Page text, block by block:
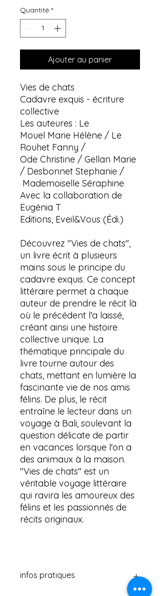
Quantité *
Ajouter au panier
Vies de chats
Cadavre exquis - écriture
collective
Les auteures : Le
Mouel Marie Hélène / Le
Rouhet Fanny /
Ode Christine / Gellan Marie
/ Desbonnet Stephanie /
Mademoiselle Séraphine
Avec la collaboration de
Eugénia T
Editions, Eveil&Vous (Édi.)
Découvrez "Vies de chats",
un livre écrit à plusieurs
mains sous le principe du
cadavre exquis. Ce concept
littéraire permet à chaque
auteur de prendre le récit là
où le précédent l'a laissé,
créant ainsi une histoire
collective unique. La
thématique principale du
livre tourne autour des
chats, mettant en lumière la
fascinante vie de nos amis
félins. De plus, le récit
entraîne le lecteur dans un
voyage à Bali, soulevant la
question délicate de partir
en vacances lorsque l'on a
des animaux à la maison.
"Vies de chats" est un
véritable voyage littéraire
qui ravira les amoureux des
félins et les passionnés de
récits originaux.
infos pratiques